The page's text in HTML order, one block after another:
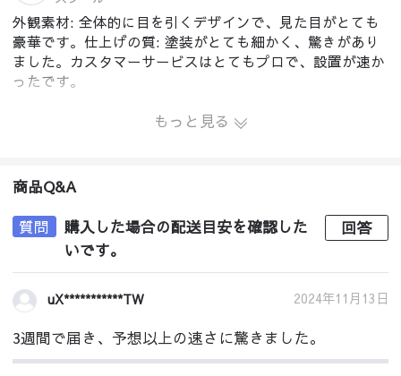
外観素材: 全体的に目を引くデザインで、見た目がとても
豪華です。仕上げの質: 塗装がとても細かく、驚きがあり
ました。カスタマーサービスはとてもプロで、設置が速か
ったです。
もっと見る
商品Q&A
質問
購入した場合の配送目安を確認した
いです。
回答
uX***********TW 2024年11月13日
3週間で届き、予想以上の速さに驚きました。